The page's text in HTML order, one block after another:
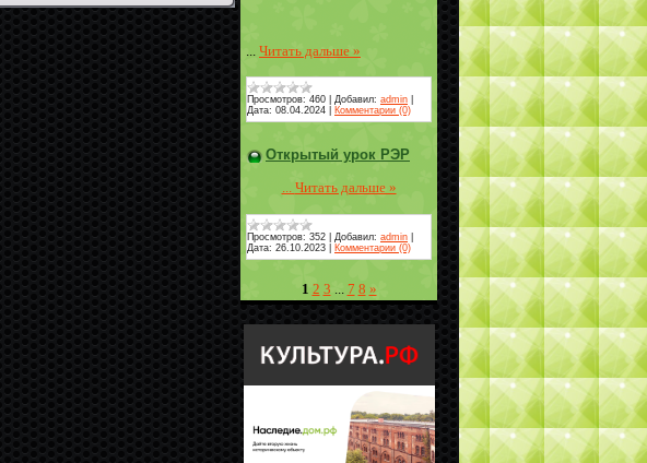
Читать дальше »
Просмотров: 460 Добавил: admin
Дата: 08.04.2024 Комментарии (0)
Открытый урок РЭР
... Читать дальше »
Просмотров: 352 Добавил: admin
Дата: 26.10.2023 Комментарии (0)
1 2 3 ... 7 8 »